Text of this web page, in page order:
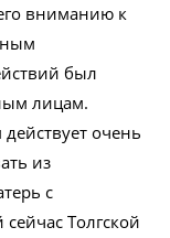
вниманию к
был
лицам.
очень
из
с
Толгской